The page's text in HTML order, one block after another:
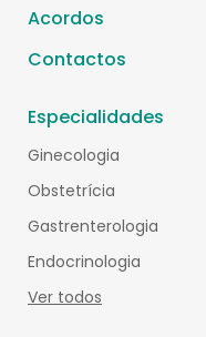
Acordos
Contactos
Especialidades
Ginecologia
Obstetrícia
Gastrenterologia
Endocrinologia
Ver todos